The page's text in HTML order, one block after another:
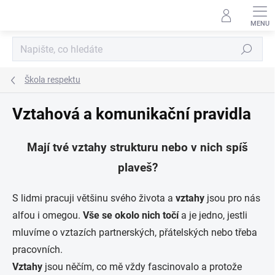
Hledat
Škola respektu
Vztahová a komunikační pravidla
Mají tvé vztahy strukturu nebo v nich spíš
plaveš?
S lidmi pracuji většinu svého života a vztahy jsou pro nás
alfou i omegou. Vše se okolo nich točía je jedno, jestli
mluvíme o vztazích partnerských, přátelských nebo třeba
pracovních.
Vztahy jsou něčím, co mě vždy fascinovalo a protože